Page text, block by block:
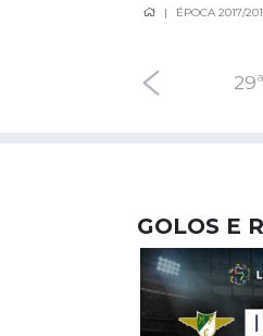
Liga Meu Super
Allianz Cup
Sporting
Benfica
FC Porto
ÉPOCA 2017/
28ª Jornada
GOLOS E